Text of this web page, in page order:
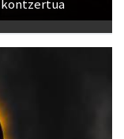
kontzertua